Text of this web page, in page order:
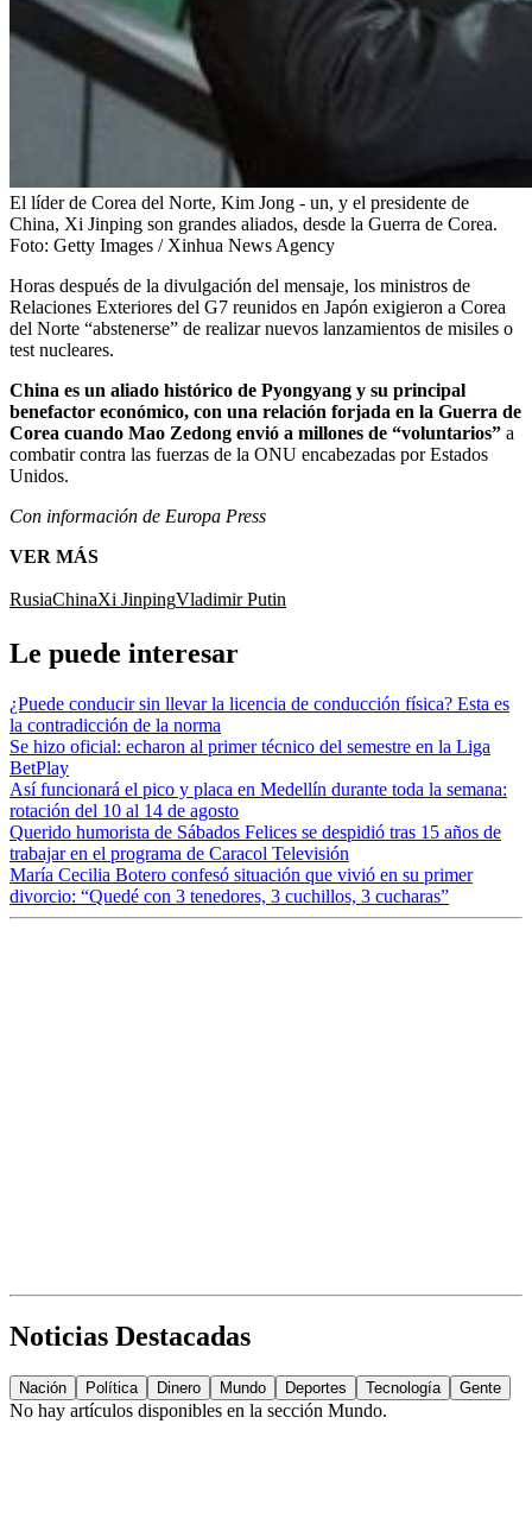
El líder de Corea del Norte, Kim Jong - un, y el presidente de
China, Xi Jinping son grandes aliados, desde la Guerra de Corea.
Foto: Getty Images / Xinhua News Agency
Horas después de la divulgación del mensaje, los ministros de
Relaciones Exteriores del G7 reunidos en Japón exigieron a Corea
del Norte “abstenerse” de realizar nuevos lanzamientos de misiles o
test nucleares.
China es un aliado histórico de Pyongyang y su principal
benefactor económico, con una relación forjada en la Guerra de
Corea cuando Mao Zedong envió a millones de “voluntarios” a
combatir contra las fuerzas de la ONU encabezadas por Estados
Unidos.
Con información de Europa Press
VER MÁS
RusiaChinaXi JinpingVladimir Putin
Le puede interesar
¿Puede conducir sin llevar la licencia de conducción física? Esta es
la contradicción de la norma
Se hizo oficial: echaron al primer técnico del semestre en la Liga
BetPlay
Así funcionará el pico y placa en Medellín durante toda la semana:
rotación del 10 al 14 de agosto
Querido humorista de Sábados Felices se despidió tras 15 años de
trabajar en el programa de Caracol Televisión
María Cecilia Botero confesó situación que vivió en su primer
divorcio: “Quedé con 3 tenedores, 3 cuchillos, 3 cucharas”
Noticias Destacadas
Nación Política Dinero Mundo Deportes Tecnología Gente
No hay artículos disponibles en la sección Mundo.